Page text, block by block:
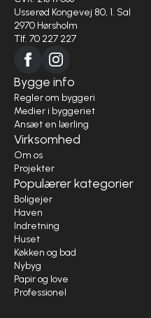
Usserød Kongevej 80, 1. Sal
2970 Hørsholm
Tlf. 70 227 227
Bygge info
Regler om byggeri
Medier i byggeriet
Ansæt en lærling
Virksomhed
Om os
Projekter
Populærer kategorier
Boligejer
Haven
Indretning
Huset
Køkken og bad
Nybyg
Papir og love
Professionel